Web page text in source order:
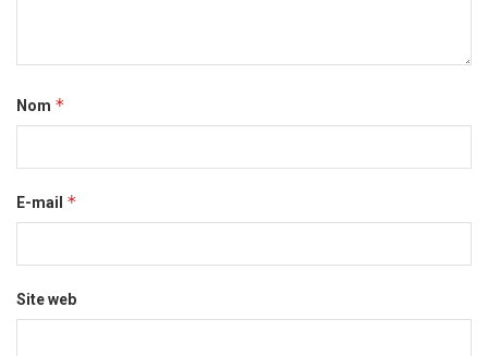
Nom *
E-mail *
Site web